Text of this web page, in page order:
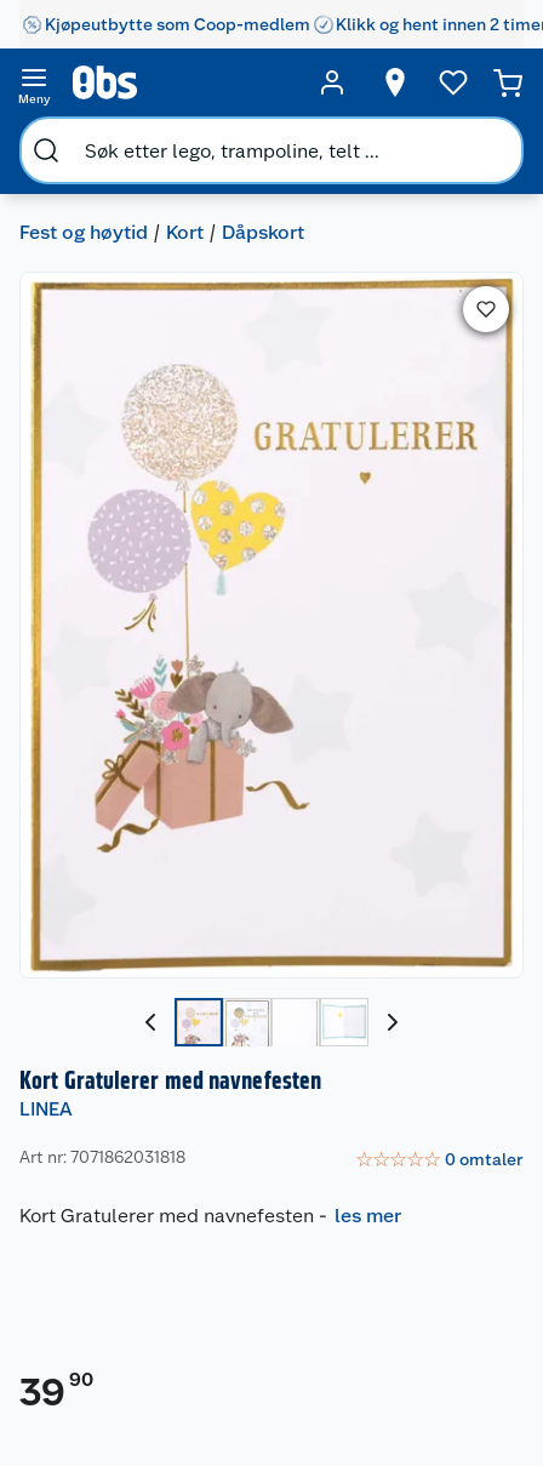
Kjøpeutbytte som Coop-medlem Klikk og hent innen 2
Meny
Fest og høytid Kort Dåpskort
Kort Gratulerer med navnefesten
LINEA
Art nr: 7071862031818 ☆☆☆☆☆ 0omtaler
Kort Gratulerer med navnefesten - les mer
39 90